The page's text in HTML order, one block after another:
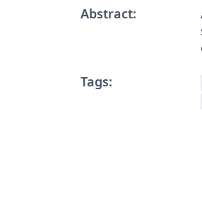
Abstract:
Tags: